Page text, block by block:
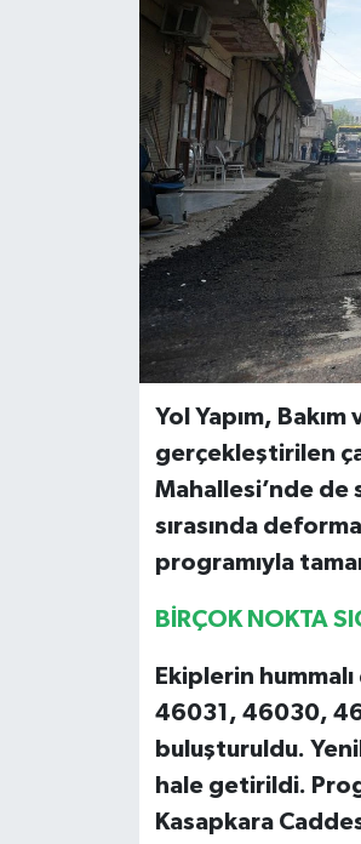
Yol Yapım,
gerçekleştirilen
Mahallesi’nde de
sırasında
programıyla
BİRÇOK NOKTA
Ekiplerin
46031, 46030,
buluşturuldu.
hale getirildi.
Kasapkara